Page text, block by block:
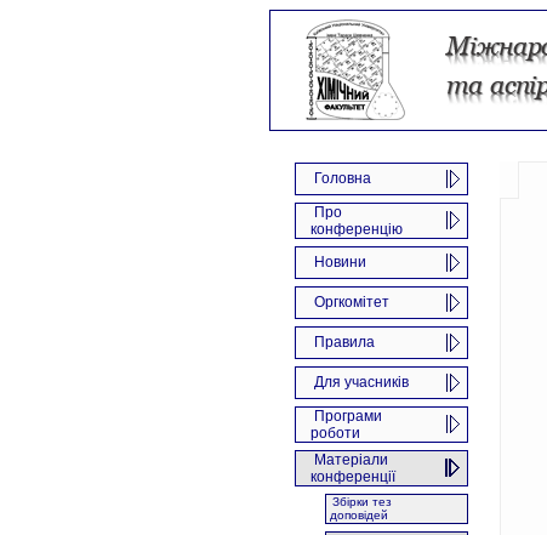
Головна
Про
конференцію
Новини
Оргкомітет
Правила
Для учасників
Програми
роботи
Матеріали
конференції
Збірки тез
доповідей